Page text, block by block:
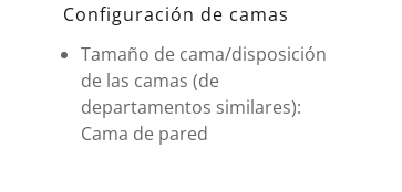
Configuración de camas
Tamaño de cama/disposición
de las camas (de
departamentos similares):
Cama de pared